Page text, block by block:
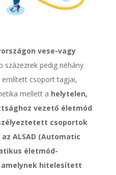
vese-vagy
százezrek pedig néhány
említett csoport tagjai,
mellett a helytelen,
vezető életmód
csoportok
ALSAD (Automatic
életmód-
amelynek hitelesített